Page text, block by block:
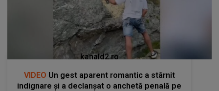
kanald2.ro
VIDEO Un gest aparent romantic a stârnit
indignare și a declanșat o anchetă penală pe